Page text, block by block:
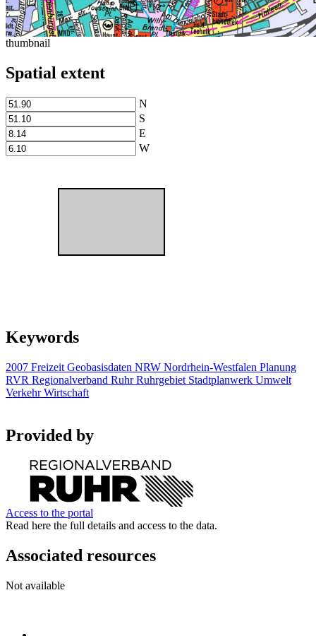
thumbnail
Spatial extent
N
S
E
W
Keywords
2007 Freizeit Geobasisdaten NRW Nordrhein-Westfalen Planung
RVR Regionalverband Ruhr Ruhrgebiet Stadtplanwerk Umwelt
Verkehr Wirtschaft
Provided by
Access to the portal
Read here the full details and access to the data.
Associated resources
Not available